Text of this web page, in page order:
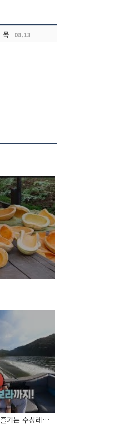
목 08.13
[오감여행 발걸음) 경기 가평] 펑평호에서 즐기는 수상레저 ''